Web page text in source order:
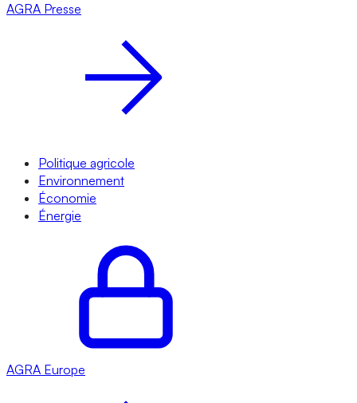
AGRA Presse
Politique agricole
Environnement
Économie
Énergie
AGRA Europe